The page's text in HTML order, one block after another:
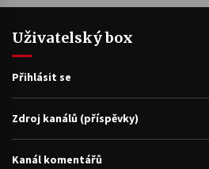
Uživatelský box
Přihlásit se
Zdroj kanálů (příspěvky)
Kanál komentářů